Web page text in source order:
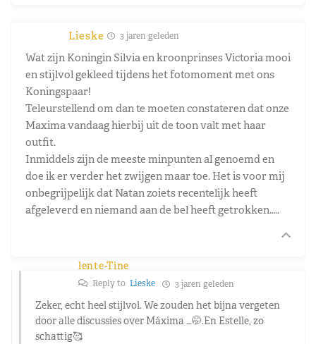
Lieske 3 jaren geleden
Wat zijn Koningin Silvia en kroonprinses Victoria mooi
en stijlvol gekleed tijdens het fotomoment met ons
Koningspaar!
Teleurstellend om dan te moeten constateren dat onze
Maxima vandaag hierbij uit de toon valt met haar
outfit.
Inmiddels zijn de meeste minpunten al genoemd en
doe ik er verder het zwijgen maar toe. Het is voor mij
onbegrijpelijk dat Natan zoiets recentelijk heeft
afgeleverd en niemand aan de bel heeft getrokken…..
lente-Tine
Reply to Lieske 3 jaren geleden
Zeker, echt heel stijlvol. We zouden het bijna vergeten
door alle discussies over Máxima …🤭.En Estelle, zo
schattig🥰